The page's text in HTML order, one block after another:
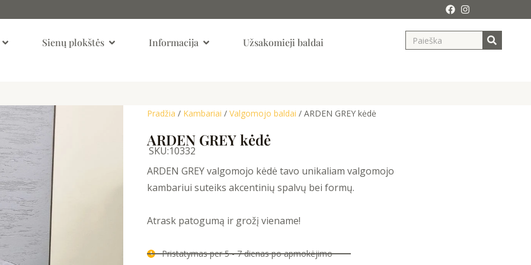
Open KambariaiSienų plokštės Open Sienų Plokštės
Informacija Open InformacijaUžsakomieji baldai Search
Pradžia / Kambariai / Valgomojo baldai / ARDEN GREY kėdė
ARDEN GREY kėdė
SKU:10332
ARDEN GREY valgomojo kėdė tavo unikaliam valgomojo
kambariui suteiks akcentinių spalvų bei formų.
Atrask patogumą ir grožį viename!
Pristatymas per 5 - 7 dienas po apmokėjimo